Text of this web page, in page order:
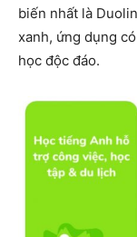
biến nhất là
xanh, ứng dụng
học độc đáo.